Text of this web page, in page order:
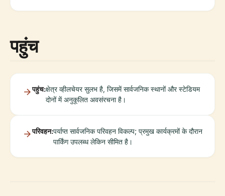
पहुंच
पहुंच:क्षेत्र व्हीलचेयर सुलभ है, जिसमें सार्वजनिक स्थानों और स्टेडियम
दोनों में अनुकूलित अवसंरचना है।
परिवहन:पर्याप्त सार्वजनिक परिवहन विकल्प; प्रमुख कार्यक्रमों के दौरान
पार्किंग उपलब्ध लेकिन सीमित है।